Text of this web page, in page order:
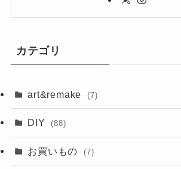
カテゴリ
art&remake (7)
DIY (88)
お買いもの (7)